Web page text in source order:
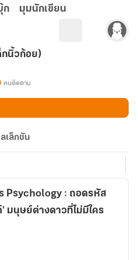
ก มุมนักเขียน
นิ้วก้อย)
คนติดตาม
เล็กชัน
Psychology : ถอดรหัส
มนุษย์ต่างดาวที่ไม่มีใคร